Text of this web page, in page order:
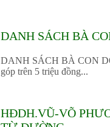
DANH SÁCH BÀ
DANH SÁCH BÀ CON
góp trên 5 triệu đồng...
HĐDH.VŨ-VÕ